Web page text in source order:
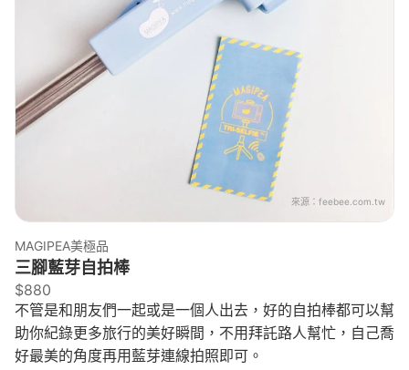
來源： feebee.com.tw
MAGIPEA美極品
三腳藍芽自拍棒
$880
不管是和朋友們一起或是一個人出去，好的自拍棒都可以幫
助你紀錄更多旅行的美好瞬間，不用拜託路人幫忙，自己喬
好最美的角度再用藍芽連線拍照即可。